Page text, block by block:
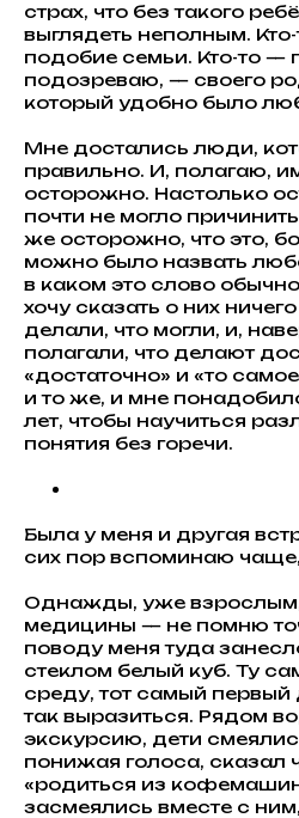
страх, что без такого
выглядеть неполным.
подобие семьи. Кто-то —
подозреваю, — своего
который удобно было
Мне достались люди,
правильно. И, полагаю,
осторожно. Настолько
почти не могло
же осторожно, что это,
можно было назвать
в каком это слово
хочу сказать о них
делали, что могли, и,
полагали, что делают
«достаточно» и «то
и то же, и мне
лет, чтобы научиться
понятия без горечи.
Была у меня и другая
сих пор вспоминаю
Однажды, уже взрослым,
медицины — не помню
поводу меня туда
стеклом белый куб. Ту
среду, тот самый
так выразиться. Рядом
экскурсию, дети
понижая голоса, сказал
«родиться из
засмеялись вместе с